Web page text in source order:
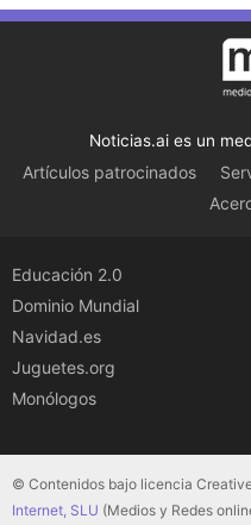
Noticias.ai es un
Artículos patrocinados
Educación 2.0
Dominio Mundial
Navidad.es
Juguetes.org
Monólogos
© Contenidos bajo licencia
Internet, SLU (Medios y Redes